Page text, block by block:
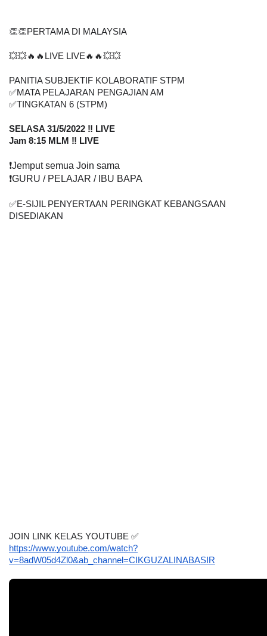
👏👏PERTAMA DI MALAYSIA
💥💥🔥🔥LIVE LIVE🔥🔥💥💥
PANITIA SUBJEKTIF KOLABORATIF STPM
✅MATA PELAJARAN PENGAJIAN AM
✅TINGKATAN 6 (STPM)
SELASA 31/5/2022 ‼️ LIVE
Jam 8:15 MLM ‼️ LIVE
❗️Jemput semua Join sama
❗️GURU / PELAJAR / IBU BAPA
✅E-SIJIL PENYERTAAN PERINGKAT KEBANGSAAN
DISEDIAKAN
JOIN LINK KELAS YOUTUBE ✅
https://www.youtube.com/watch?
v=8adW05d4Zl0&ab_channel=CIKGUZALINABASIR